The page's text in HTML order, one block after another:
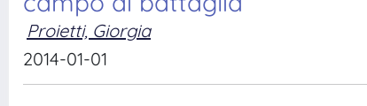
Proietti, Giorgia
2014-01-01